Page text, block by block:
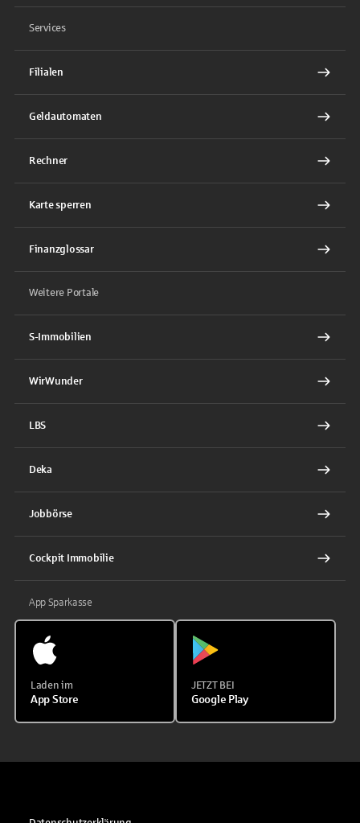
Services
Filialen
Geldautomaten
Rechner
Karte sperren
Finanzglossar
Weitere Portale
S-Immobilien
WirWunder
LBS
Deka
Jobbörse
Cockpit Immobilie
App Sparkasse
Laden im
App Store
JETZT BEI
Google Play